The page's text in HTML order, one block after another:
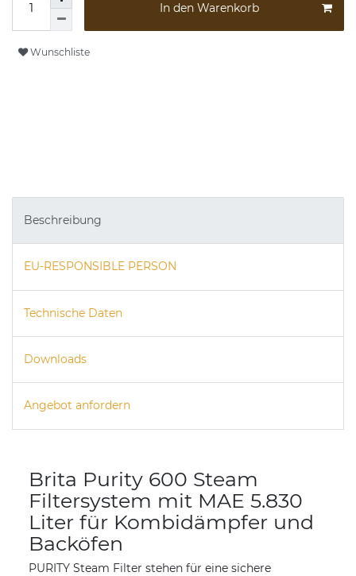
In den Warenkorb
Wunschliste
Beschreibung
EU-RESPONSIBLE PERSON
Technische Daten
Downloads
Angebot anfordern
Brita Purity 600 Steam
Filtersystem mit MAE 5.830
Liter für Kombidämpfer und
Backöfen
PURITY Steam Filter stehen für eine sichere